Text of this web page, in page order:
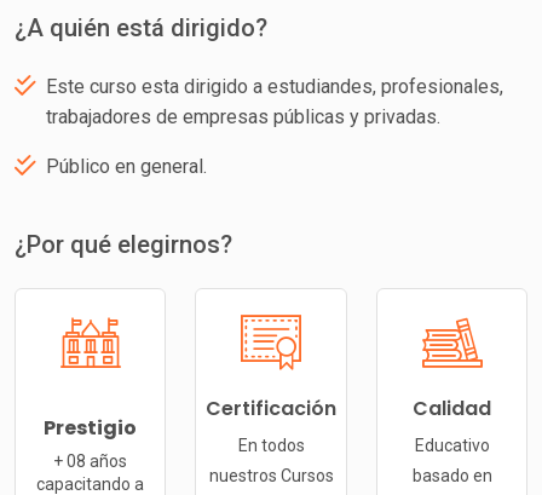
¿A quién está dirigido?
Este curso esta dirigido a estudiandes, profesionales,
trabajadores de empresas públicas y privadas.
Público en general.
¿Por qué elegirnos?
Prestigio
+ 08 años
capacitando a
Certificación
En todos
nuestros Cursos
Calidad
Educativo
basado en